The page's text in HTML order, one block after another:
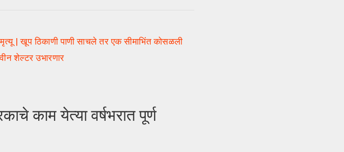
| खूप ठिकाणी पाणी साचले तर एक सीमाभिंत कोसळली
शेल्टर उभारणार
काम येत्या वर्षभरात पूर्ण